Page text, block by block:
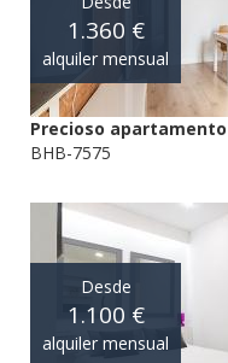
1.360 €
alquiler mensual
Precioso
BHB-7575
Desde
1.100 €
alquiler mensual